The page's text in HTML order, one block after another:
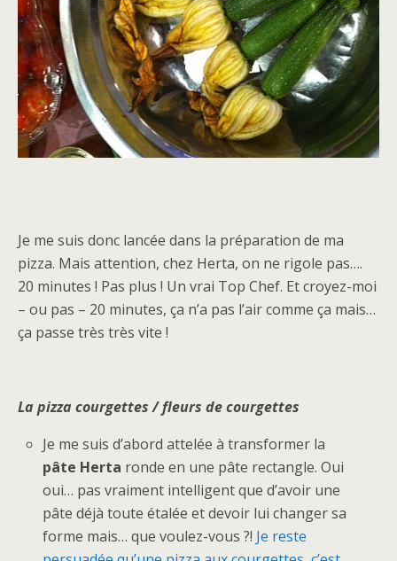
Je me suis donc lancée dans la préparation de ma
pizza. Mais attention, chez Herta, on ne rigole pas….
20 minutes ! Pas plus ! Un vrai Top Chef. Et croyez-moi
– ou pas – 20 minutes, ça n’a pas l’air comme ça mais…
ça passe très très vite !
La pizza courgettes / fleurs de courgettes
Je me suis d’abord attelée à transformer la
pâte Herta ronde en une pâte rectangle. Oui
oui… pas vraiment intelligent que d’avoir une
pâte déjà toute étalée et devoir lui changer sa
forme mais… que voulez-vous ?! Je reste